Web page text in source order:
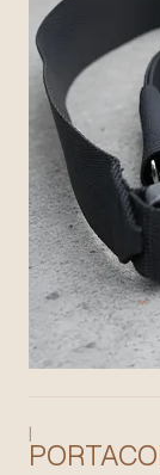
|